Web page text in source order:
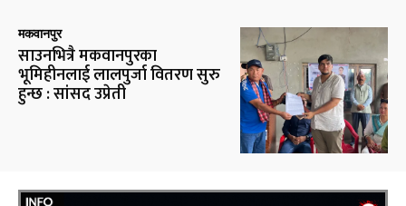
मकवानपुर
साउनभित्रै मकवानपुरका
भूमिहीनलाई लालपुर्जा वितरण सुरु
हुन्छ : सांसद उप्रेती